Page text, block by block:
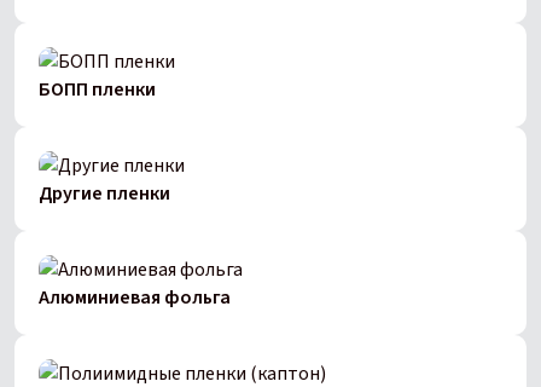
БОПП пленки
Другие пленки
Алюминиевая фольга